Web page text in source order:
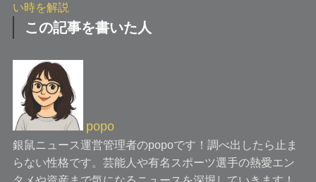
い時を解説
この記事を書いた人
popo
銀鼠ニュース運営管理者のpopoです！調べ出したら止ま
らない性格です。芸能人や有名スポーツ選手の熱愛エン